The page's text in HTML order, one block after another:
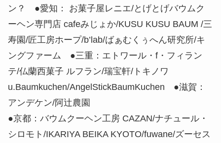
ン？ ●愛知： お菓子屋レニエ/とげとげバウムク
ーヘン専門店 cafeみじょか/KUSU KUSU BAUM /三
寿園/匠工房ホープ/b’lab/ばぁむくぅへん研究所/キ
ングファーム ●三重：エトワール・f・フィラン
テ/仏蘭西菓子 ルフラン/瑞宝軒/トキノワ
u.Baumkuchen/AngelStickBaumKuchen ●滋賀：
アンデケン/阿辻農園
●京都：バウムクーヘン工房 CAZAN/ナチュール・
シロモト/IKARIYA BEIKA KYOTO/fuwane/ズーセス